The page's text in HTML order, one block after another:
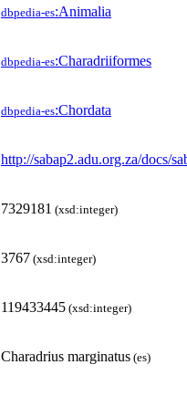
dbpedia-es:Animalia
dbpedia-es:Charadriiformes
dbpedia-es:Chordata
http://sabap2.adu.org.za/docs/
7329181 (xsd:integer)
3767 (xsd:integer)
119433445 (xsd:integer)
Charadrius marginatus (es)